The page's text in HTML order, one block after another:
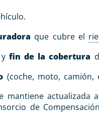
que cubre el
y fin de la cobertura
(coche, moto, camión,
mantiene actualizada
de